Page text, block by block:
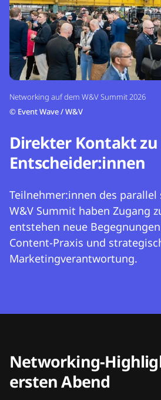
Networking auf dem W&V Summit 2026
© Event Wave / W&V
Direkter Kontakt zu
Entscheider:innen
Teilnehmer:innen des
W&V Summit haben Zugang
entstehen neue
Content-Praxis und
Marketingverantwortung.
Networking-
ersten Abend